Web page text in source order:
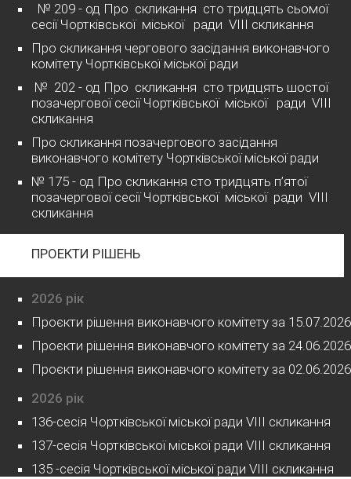
№ 209 - од Про скликання сто тридцять сьомої
сесії Чортківської міської ради VІІІ скликання
Про скликання чергового засідання виконавчого
комітету Чортківської міської ради
№ 202 - од Про скликання сто тридцять шостої
позачергової сесії Чортківської міської ради VІІІ
скликання
Про скликання позачергового засідання
виконавчого комітету Чортківської міської ради
№ 175 - од Про скликання сто тридцять п’ятої
позачергової сесії Чортківської міської ради VІІІ
скликання
ПРОЕКТИ РІШЕНЬ
2026 рік
Проєкти рішення виконавчого комітету за 15.07.2026
Проєкти рішення виконавчого комітету за 24.06.2026
Проєкти рішення виконавчого комітету за 02.06.2026
2026 рік
136-сесія Чортківської міської ради VIII скликання
137-сесія Чортківської міської ради VIII скликання
135 -сесія Чортківської міської ради VIII скликання